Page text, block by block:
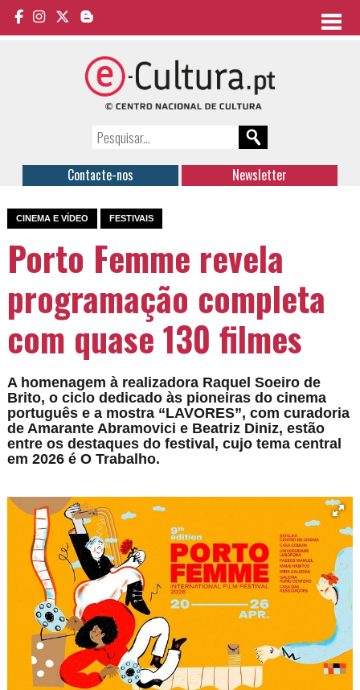
Contacte-nos Newsletter
CINEMA E VÍDEO FESTIVAIS
Porto Femme revela
programação completa
com quase 130 filmes
A homenagem à realizadora Raquel Soeiro de
Brito, o ciclo dedicado às pioneiras do cinema
português e a mostra “LAVORES”, com curadoria
de Amarante Abramovici e Beatriz Diniz, estão
entre os destaques do festival, cujo tema central
em 2026 é O Trabalho.